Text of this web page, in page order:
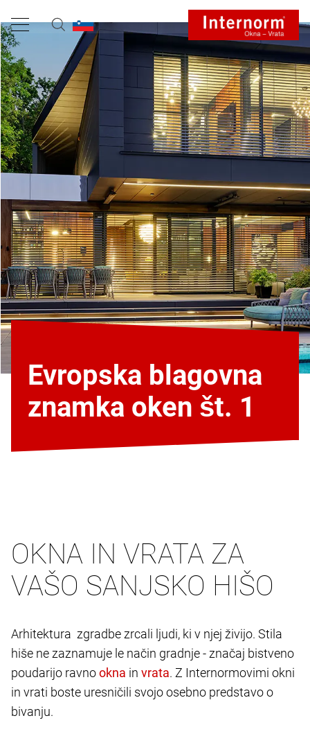
Evropska blagovna
znamka oken št. 1
OKNA IN VRATA ZA
VAŠO SANJSKO HIŠO
Arhitektura zgradbe zrcali ljudi, ki v njej živijo. Stila
hiše ne zaznamuje le način gradnje - značaj bistveno
poudarijo ravno
in
. Z Internormovimi okni
in vrati boste uresničili svojo osebno predstavo o
bivanju.